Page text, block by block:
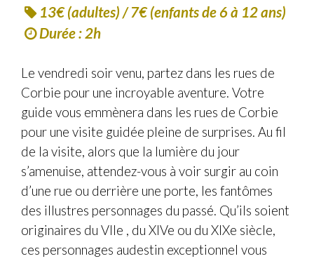
13€ (adultes) / 7€ (enfants de 6 à 12 ans)
Durée : 2h
Le vendredi soir venu, partez dans les rues de
Corbie pour une incroyable aventure. Votre
guide vous emmènera dans les rues de Corbie
pour une visite guidée pleine de surprises. Au fil
de la visite, alors que la lumière du jour
s’amenuise, attendez-vous à voir surgir au coin
d’une rue ou derrière une porte, les fantômes
des illustres personnages du passé. Qu’ils soient
originaires du VIIe , du XIVe ou du XIXe siècle,
ces personnages audestin exceptionnel vous